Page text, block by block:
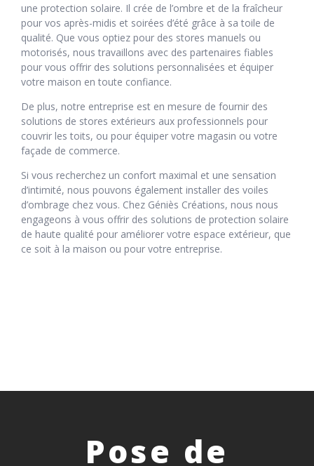
une protection solaire. Il crée de l’ombre et de la fraîcheur
pour vos après-midis et soirées d’été grâce à sa toile de
qualité. Que vous optiez pour des stores manuels ou
motorisés, nous travaillons avec des partenaires fiables
pour vous offrir des solutions personnalisées et équiper
votre maison en toute confiance.
De plus, notre entreprise est en mesure de fournir des
solutions de stores extérieurs aux professionnels pour
couvrir les toits, ou pour équiper votre magasin ou votre
façade de commerce.
Si vous recherchez un confort maximal et une sensation
d’intimité, nous pouvons également installer des voiles
d’ombrage chez vous. Chez Géniès Créations, nous nous
engageons à vous offrir des solutions de protection solaire
de haute qualité pour améliorer votre espace extérieur, que
ce soit à la maison ou pour votre entreprise.
Pose de